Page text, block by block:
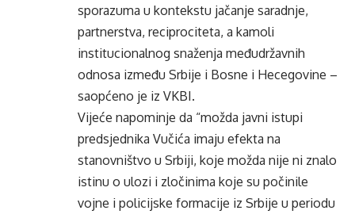
sporazuma u kontekstu jačanje saradnje,
partnerstva, reciprociteta, a kamoli
institucionalnog snaženja međudržavnih
odnosa između Srbije i Bosne i Hecegovine –
saopćeno je iz VKBI.
Vijeće napominje da “možda javni istupi
predsjednika Vučića imaju efekta na
stanovništvo u Srbiji, koje možda nije ni znalo
istinu o ulozi i zločinima koje su počinile
vojne i policijske formacije iz Srbije u periodu